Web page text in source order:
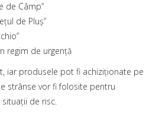
de Câmp”
de Pluș”
regim de urgență
iar produsele pot fi achiziționate pe
strânse vor fi folosite pentru
de risc.